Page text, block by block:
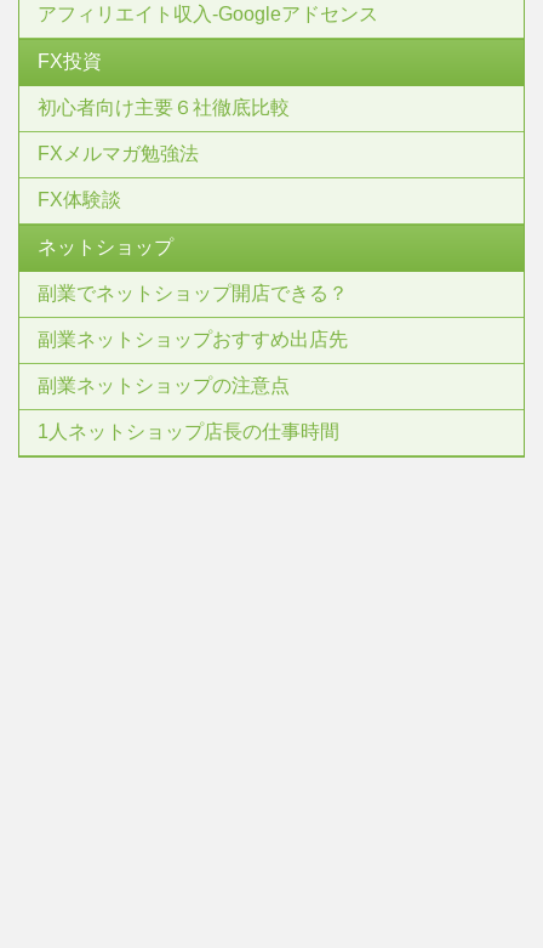
アフィリエイト収入-Googleアドセンス
FX投資
初心者向け主要６社徹底比較
FXメルマガ勉強法
FX体験談
ネットショップ
副業でネットショップ開店できる？
副業ネットショップおすすめ出店先
副業ネットショップの注意点
1人ネットショップ店長の仕事時間